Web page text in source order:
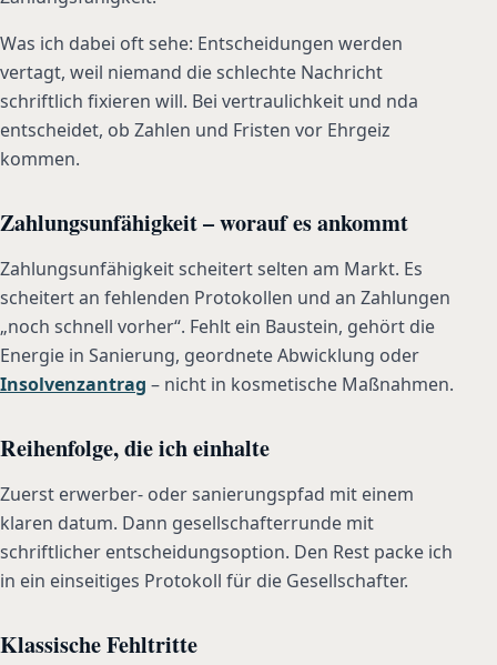
Was ich dabei oft sehe: Entscheidungen werden
vertagt, weil niemand die schlechte Nachricht
schriftlich fixieren will. Bei vertraulichkeit und nda
entscheidet, ob Zahlen und Fristen vor Ehrgeiz
kommen.
Zahlungsunfähigkeit – worauf es ankommt
Zahlungsunfähigkeit scheitert selten am Markt. Es
scheitert an fehlenden Protokollen und an Zahlungen
„noch schnell vorher“. Fehlt ein Baustein, gehört die
Energie in Sanierung, geordnete Abwicklung oder
Insolvenzantrag – nicht in kosmetische Maßnahmen.
Reihenfolge, die ich einhalte
Zuerst erwerber- oder sanierungspfad mit einem
klaren datum. Dann gesellschafterrunde mit
schriftlicher entscheidungsoption. Den Rest packe ich
in ein einseitiges Protokoll für die Gesellschafter.
Klassische Fehltritte